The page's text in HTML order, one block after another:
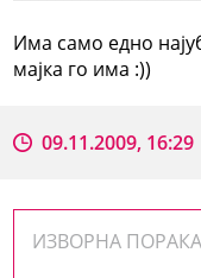
Има само едно
мајка го има :))
09.11.2009, 16:29
ИЗВОРНА